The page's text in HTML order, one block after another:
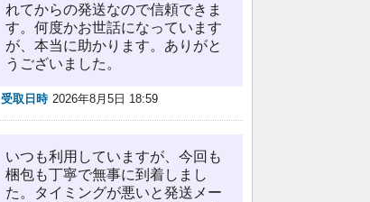
れてからの発送なので信頼できま
す。何度かお世話になっています
が、本当に助かります。ありがと
うございました。
受取日時 2026年8月5日 18:59
いつも利用していますが、今回も
梱包も丁寧で無事に到着しまし
た。タイミングが悪いと発送メー